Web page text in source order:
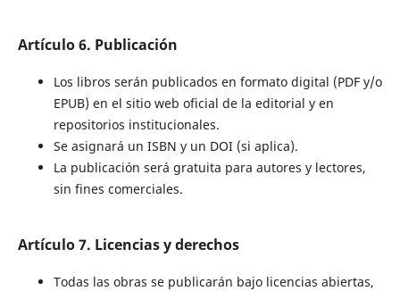
Artículo 6. Publicación
Los libros serán publicados en formato digital (PDF y/o
EPUB) en el sitio web oficial de la editorial y en
repositorios institucionales.
Se asignará un ISBN y un DOI (si aplica).
La publicación será gratuita para autores y lectores,
sin fines comerciales.
Artículo 7. Licencias y derechos
Todas las obras se publicarán bajo licencias abiertas,